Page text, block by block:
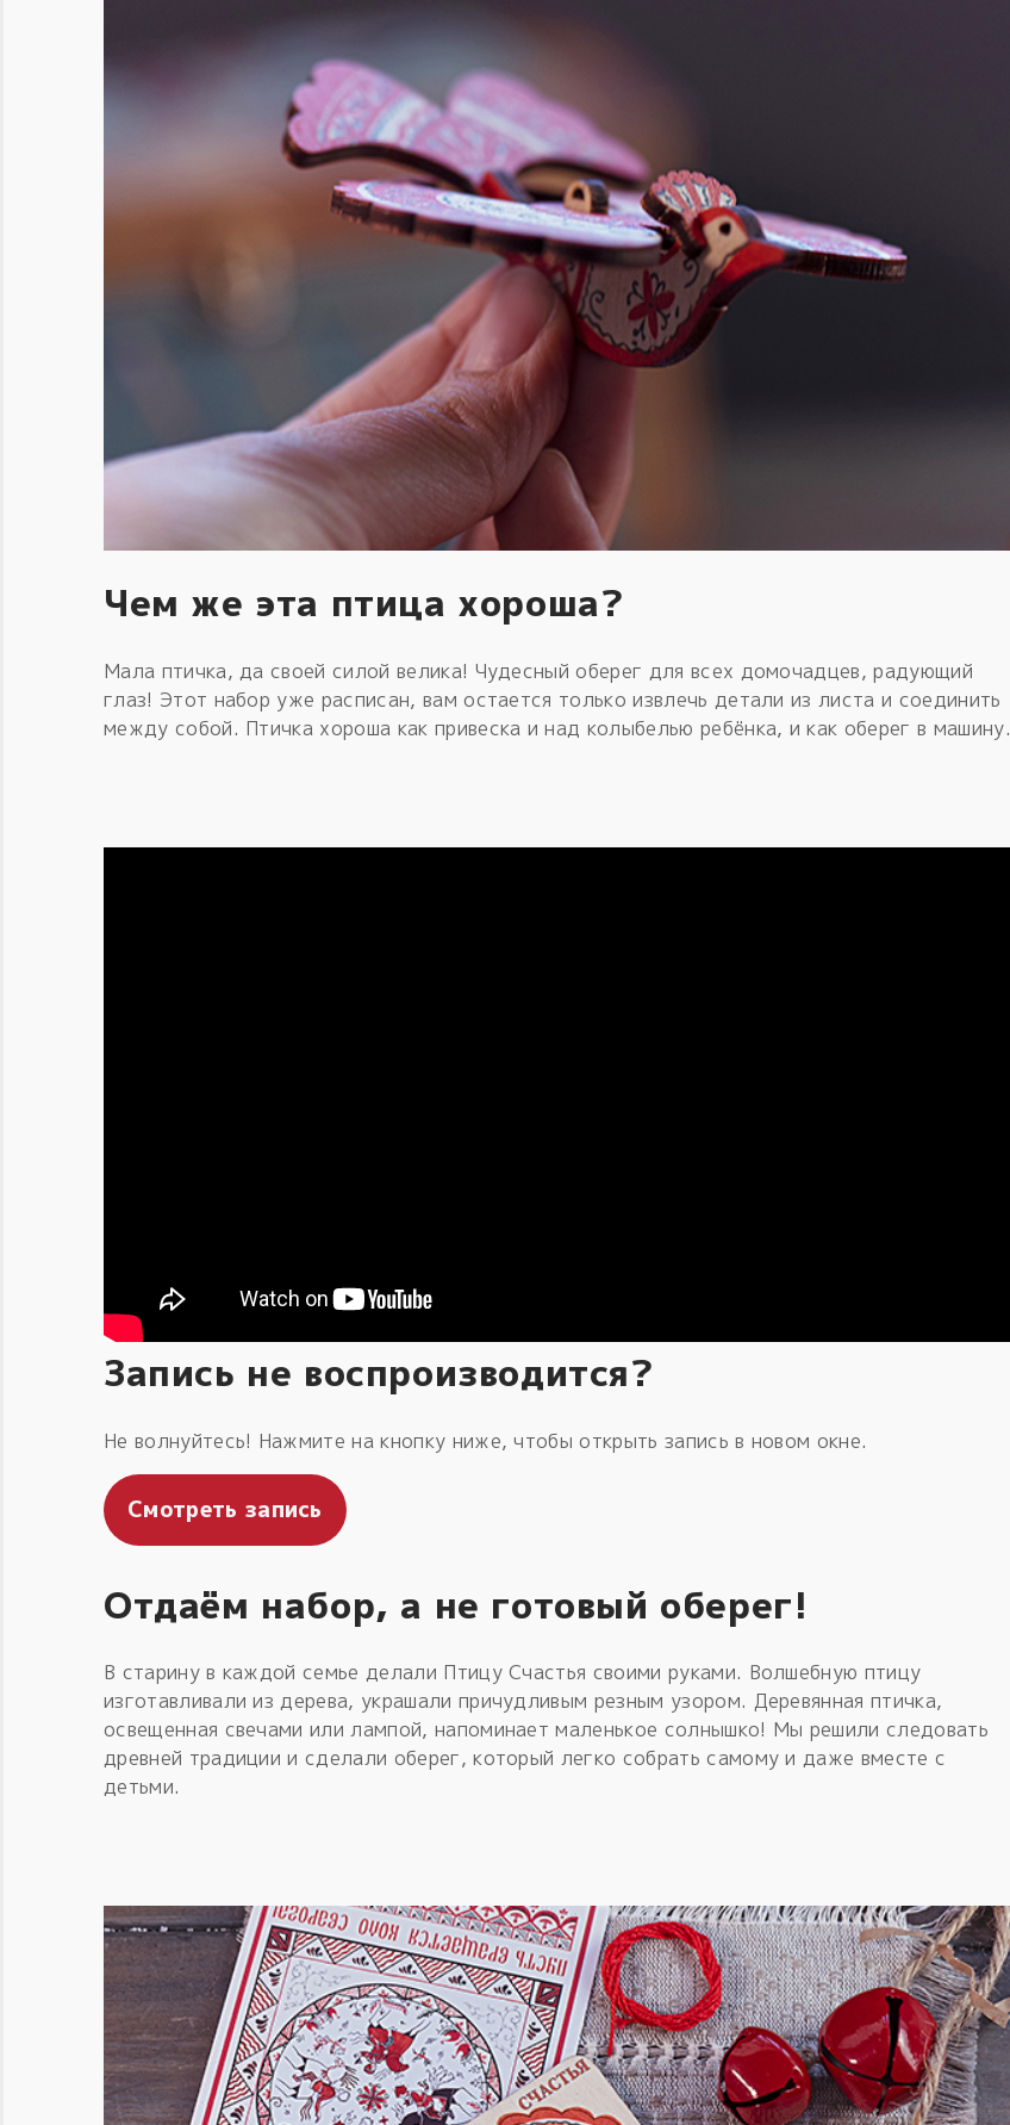
Чем же эта птица хороша?
Мала птичка, да своей силой велика! Чудесный оберег для всех домочадцев, радующий
глаз! Этот набор уже расписан, вам остается только извлечь детали из листа и соединить
между собой. Птичка хороша как привеска и над колыбелью ребёнка, и как оберег в машину.
Запись не воспроизводится?
Не волнуйтесь! Нажмите на кнопку ниже, чтобы открыть запись в новом окне.
Смотреть запись
Отдаём набор, а не готовый оберег!
В старину в каждой семье делали Птицу Счастья своими руками. Волшебную птицу
изготавливали из дерева, украшали причудливым резным узором. Деревянная птичка,
освещенная свечами или лампой, напоминает маленькое солнышко! Мы решили следовать
древней традиции и сделали оберег, который легко собрать самому и даже вместе с
детьми.